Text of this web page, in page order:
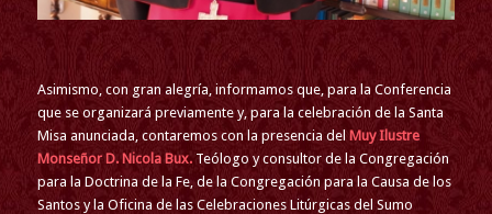
Asimismo, con gran alegría, informamos que, para la Conferencia
que se organizará previamente y, para la celebración de la Santa
Misa anunciada, contaremos con la presencia del Muy Ilustre
Monseñor D. Nicola Bux. Teólogo y consultor de la Congregación
para la Doctrina de la Fe, de la Congregación para la Causa de los
Santos y la Oficina de las Celebraciones Litúrgicas del Sumo